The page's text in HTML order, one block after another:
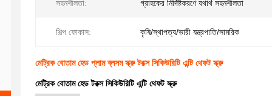
সহনশীলতা: গ্রাহকের নির্দিষ্টকরণে যথার্থ সহনশীলতা
শিল্প ফোকাস: কৃষি/স্থাপত্য/ভারী যন্ত্রপাতি/সামরিক
মেট্রিক বোতাম হেড প্লাম ব্লসম স্ক্রু টরক্স সিকিউরিটি এন্টি থেফট স্ক্রু
মেট্রিক বোতাম হেড টরক্স সিকিউরিটি এন্টি থেফট স্ক্রু